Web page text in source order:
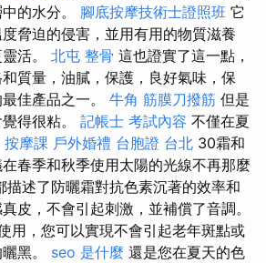
的水分。 腳底按摩技術士證照班 它
脅迫的侵害，並用有用的物質滋養
活。 北屯 整骨 這也證實了這一點，
質量，油膩，保護，良好氣味，保
佳產品之一。 牛角 筋膜刀撥筋 但是
得很粘。 記帳士 考試內容 不僅在夏
按摩課 戶外婚禮 台胞證 台北 30霜和
春季和秋季使用太陽的光線不再那麼
描述了防曬霜對抗色素沉著的效率和
皮，不會引起刺激，並補償了音調。
用，您可以實現不會引起老年斑點或
黑。 seo 是什麼 還是您在夏天的色